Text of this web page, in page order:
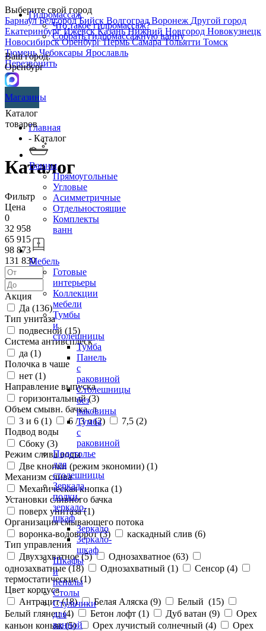
Выберите свой город
БарнаулБелгородБийск ВолгоградВоронеж Другой город
ЕкатеринбургИжевскКазаньНижний Новгород Новокузнецк
НовосибирскОренбургПермьСамараТольятти Томск
ТюменьЧебоксары Ярославль
Перезвонить
Гидромассаж
Что такое гидромассаж?
Собрать гидромассажную ванну
Ваш город:
Оренбург
Магазины
Каталог
товаров
Ванны
Прямоугольные
Угловые
Асимметричные
Отдельностоящие
Комплекты
ванн
Мебель
Готовые
интерьеры
Коллекции
мебели
Тумбы
и
столешницы
Тумба
Панель
с
раковиной
Столешницы
без
раковины
Тумба
с
раковиной
Подстолье
для
столешницы
Зеркала,
полки,
зеркало-
шкаф
Зеркало
Зеркало-
шкаф
Шкафы
и
пеналы
Столы
Стульчики
для
ванной
Главная
- Каталог
Каталог
Фильтр
Цена
0
32 958
65 915
98 873
131 830
Акция
Да (136)
Тип унитаза
подвесной (15)
Система антивсплеск
да (1)
Полочка в чаше
нет (1)
Направление выпуска
горизонтальный (3)
Объем смывн. бачка, л
3 и 6 (1) 6 / 3 л (2) 7,5 (2)
Подвод воды
Сбоку (3)
Режим слива воды
Две кнопки (режим экономии) (1)
Механизм слива
Механическая кнопка (1)
Установки сливного бачка
поверх унитаза (1)
Организация смывающего потока
воронка-водоворот (3) каскадный слив (6)
Тип управления
Двухзахватное (5) Однозахватное (63)
однозахватные (18) Однозахватный (1) Сенсор (4)
термостатические (1)
Цвет корпуса
Антрацит (18) Белая Аляска (9) Белый (15)
Белый глянец (4) Бетон лофт (1) Дуб ватан (9)
Орех
каньон коньяк (5) Орех лучистый солнечный (4)
Орех